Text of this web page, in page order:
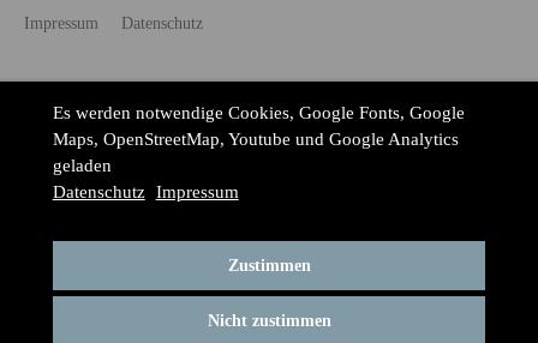
Impressum Datenschutz
Es werden notwendige Cookies, Google Fonts, Google
Maps, OpenStreetMap, Youtube und Google Analytics
geladen
Datenschutz Impressum
Zustimmen
Nicht zustimmen